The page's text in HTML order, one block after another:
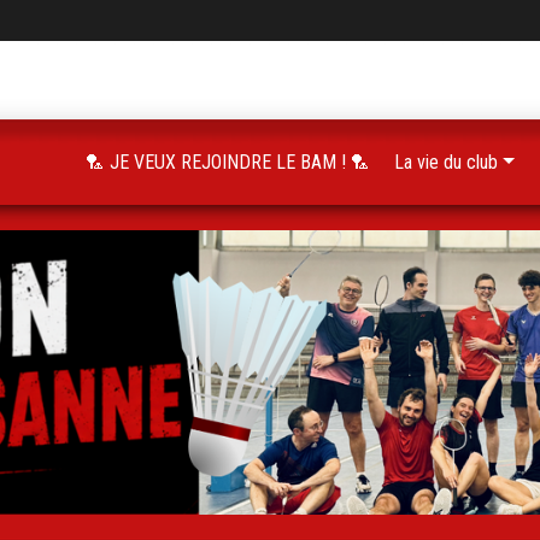
🏸 JE VEUX REJOINDRE LE BAM ! 🏸 La vie du club